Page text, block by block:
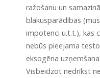
ražošanu un
blakusparādības
impotenci u.t.t.), kas
nebūs pieejama
eksogēna uzņemšana.
Visbeidzot nedrīkst